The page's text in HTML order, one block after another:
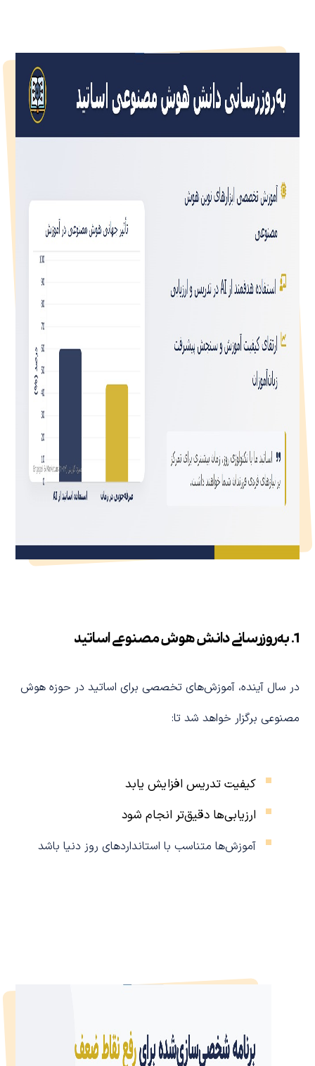
1. به‌روزرسانی دانش هوش مصنوعی اساتید
در سال آینده، آموزش‌های تخصصی برای اساتید در حوزه هوش
مصنوعی برگزار خواهد شد تا:
کیفیت تدریس افزایش یابد
ارزیابی‌ها دقیق‌تر انجام شود
آموزش‌ها متناسب با استانداردهای روز دنیا باشد